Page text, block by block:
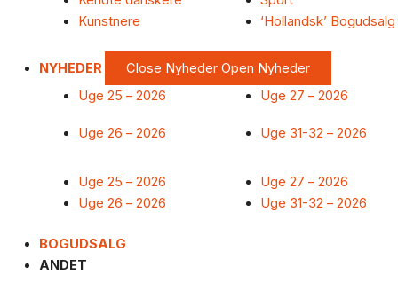
Kunstnere
‘Hollandsk’ Bogudsalg
NYHEDER Close Nyheder Open Nyheder
Uge 25 – 2026
Uge 26 – 2026
Uge 27 – 2026
Uge 31-32 – 2026
Uge 25 – 2026
Uge 26 – 2026
Uge 27 – 2026
Uge 31-32 – 2026
BOGUDSALG
ANDET